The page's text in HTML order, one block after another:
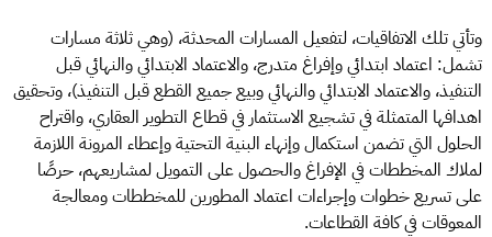
وتأتي تلك الاتفاقيات، لتفعيل المسارات المحدثة، (وهي ثلاثة مسارات
تشمل: اعتماد ابتدائي وإفراغ متدرج، والاعتماد الابتدائي والنهائي قبل
التنفيذ، والاعتماد الابتدائي والنهائي وبيع جميع القطع قبل التنفيذ)، وتحقيق
اهدافها المتمثلة في تشجيع الاستثمار في قطاع التطوير العقاري، واقتراح
الحلول التي تضمن استكمال وإنهاء البنية التحتية وإعطاء المرونة اللازمة
لملاك المخططات في الإفراغ والحصول على التمويل لمشاريعهم، حرصًا
على تسريع خطوات وإجراءات اعتماد المطورين للمخططات ومعالجة
المعوقات في كافة القطاعات.